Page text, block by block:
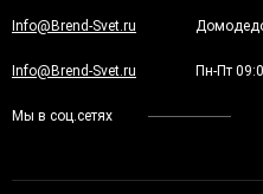
Info@Brend-Svet.ru
Info@Brend-Svet.ru Пн-Пт
Мы в соц.сетях